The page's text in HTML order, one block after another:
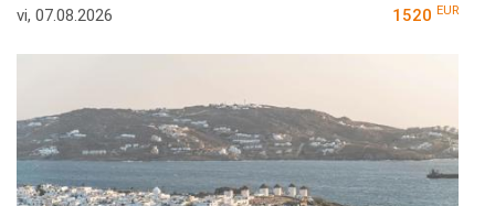
vi, 07.08.2026 1520 EUR